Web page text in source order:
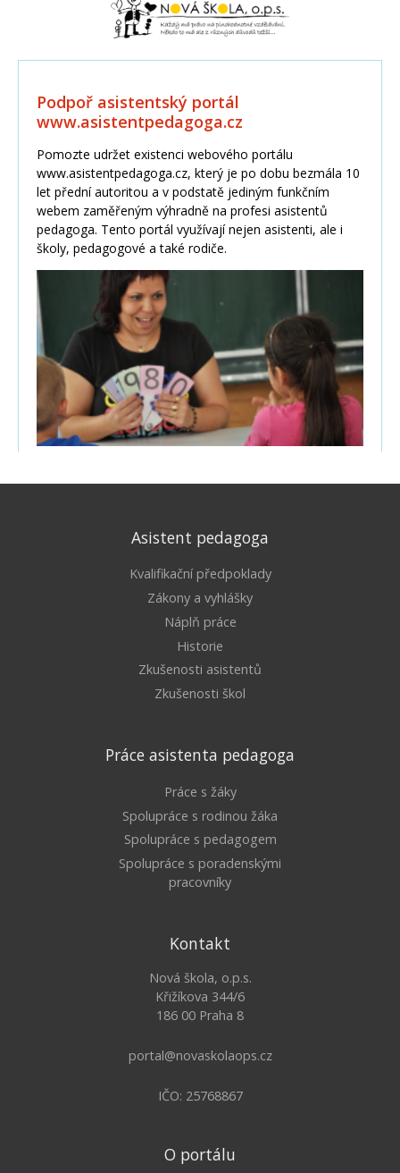
Asistent pedagoga
Kvalifikační předpoklady
Zákony a vyhlášky
Náplň práce
Historie
Zkušenosti asistentů
Zkušenosti škol
Práce asistenta pedagoga
Práce s žáky
Spolupráce s rodinou žáka
Spolupráce s pedagogem
Spolupráce s poradenskými
pracovníky
Kontakt
Nová škola, o.p.s.
Křižíkova 344/6
186 00 Praha 8
portal@novaskolaops.cz
IČO: 25768867
O portálu